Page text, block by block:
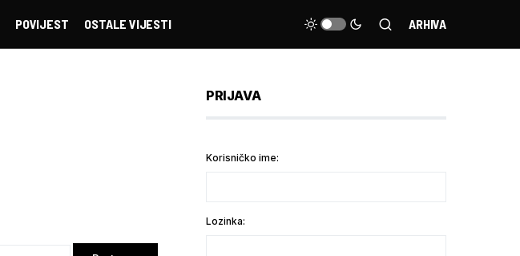
POVIJEST OSTALE VIJESTI ARHIVA
PRIJAVA
Korisničko ime:
Lozinka: